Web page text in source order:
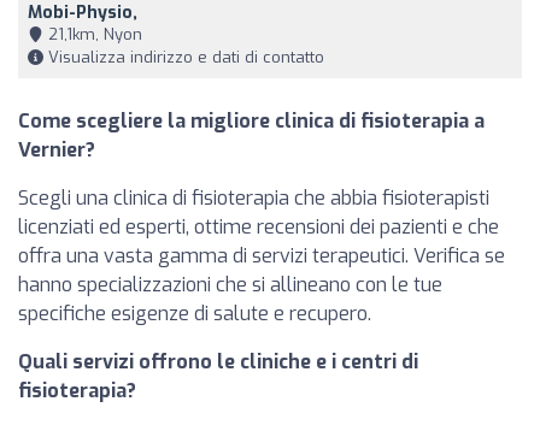
Mobi-Physio,
21,1km, Nyon
Visualizza indirizzo e dati di contatto
Come scegliere la migliore clinica di fisioterapia a
Vernier?
Scegli una clinica di fisioterapia che abbia fisioterapisti
licenziati ed esperti, ottime recensioni dei pazienti e che
offra una vasta gamma di servizi terapeutici. Verifica se
hanno specializzazioni che si allineano con le tue
specifiche esigenze di salute e recupero.
Quali servizi offrono le cliniche e i centri di
fisioterapia?